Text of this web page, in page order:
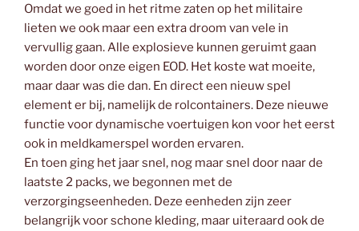
Omdat we goed in het ritme zaten op het militaire
lieten we ook maar een extra droom van vele in
vervullig gaan. Alle explosieve kunnen geruimt gaan
worden door onze eigen EOD. Het koste wat moeite,
maar daar was die dan. En direct een nieuw spel
element er bij, namelijk de rolcontainers. Deze nieuwe
functie voor dynamische voertuigen kon voor het eerst
ook in meldkamerspel worden ervaren.
En toen ging het jaar snel, nog maar snel door naar de
laatste 2 packs, we begonnen met de
verzorgingseenheden. Deze eenheden zijn zeer
belangrijk voor schone kleding, maar uiteraard ook de